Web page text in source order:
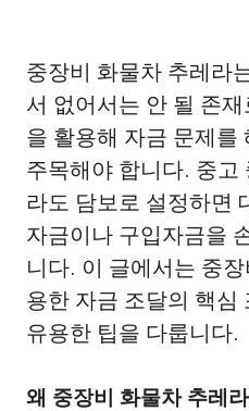
중장비 화물차 추레라
서 없어서는 안 될 존
을 활용해 자금 문제를
주목해야 합니다. 중
라도 담보로 설정하면
자금이나 구입자금을
니다. 이 글에서는 중
용한 자금 조달의 핵심
유용한 팁을 다룹니다.
왜 중장비 화물차 추레